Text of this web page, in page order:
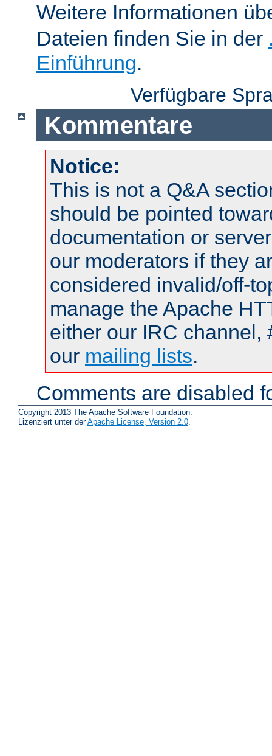
Weitere Informationen
Dateien finden Sie in der
Einführung.
Verfügbare
Kommentare
Notice:
This is not a Q&A
should be pointed
documentation or
our moderators if they
considered invalid/off-
manage the Apache
either our IRC channel,
our mailing lists.
Comments are disabled
Copyright 2013 The Apache Software Foundation.
Lizenziert unter derApache License, Version 2.0.